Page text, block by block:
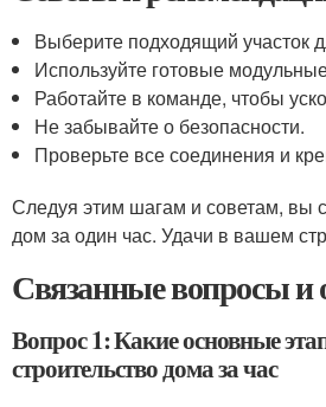
Выберите подходящий участок
Используйте готовые
Работайте в команде, чтобы
Не забывайте о безопасности.
Проверьте все соединения и
Следуя этим шагам и советам, вы
дом за один час. Удачи в вашем
Связанные вопросы и
Вопрос 1: Какие основные
строительство дома за час